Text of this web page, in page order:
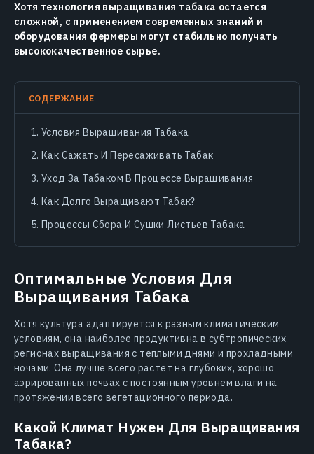
Хотя технология выращивания табака остается
сложной, с применением современных знаний и
оборудования фермеры могут стабильно получать
высококачественное сырье.
СОДЕРЖАНИЕ
Условия Выращивания Табака
Как Сажать И Пересаживать Табак
Уход За Табаком В Процессе Выращивания
Как Долго Выращивают Табак?
Процессы Сбора И Сушки Листьев Табака
Оптимальные Условия Для
Выращивания Табака
Хотя культура адаптируется к разным климатическим
условиям, она наиболее продуктивна в субтропических
регионах выращивания с теплыми днями и прохладными
ночами. Она лучше всего растет на глубоких, хорошо
аэрированных почвах с постоянным уровнем влаги на
протяжении всего вегетационного периода.
Какой Климат Нужен Для Выращивания
Табака?